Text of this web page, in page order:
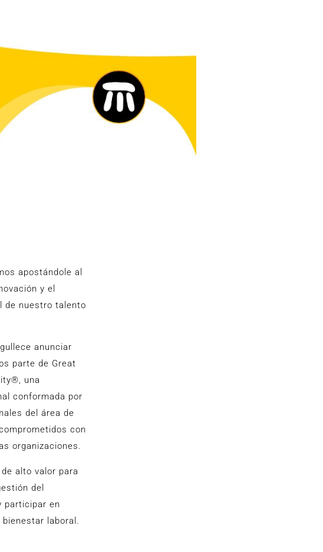
apostándole al
y el
de nuestro talento
anunciar
parte de Great
una
conformada por
del área de
con
organizaciones.
alto valor para
del
participar en
laboral.